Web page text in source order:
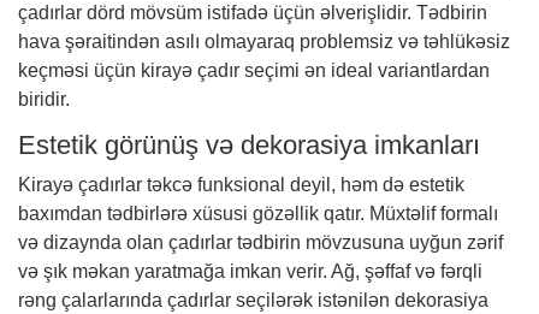
çadırlar dörd mövsüm istifadə üçün əlverişlidir. Tədbirin
hava şəraitindən asılı olmayaraq problemsiz və təhlükəsiz
keçməsi üçün kirayə çadır seçimi ən ideal variantlardan
biridir.
Estetik görünüş və dekorasiya imkanları
Kirayə çadırlar təkcə funksional deyil, həm də estetik
baxımdan tədbirlərə xüsusi gözəllik qatır. Müxtəlif formalı
və dizaynda olan çadırlar tədbirin mövzusuna uyğun zərif
və şık məkan yaratmağa imkan verir. Ağ, şəffaf və fərqli
rəng çalarlarında çadırlar seçilərək istənilən dekorasiya